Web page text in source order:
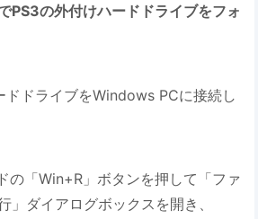
PS3の外付けハードドライブをフォ
ドドライブをWindows PCに接続し
の「Win+R」ボタンを押して「ファ
」ダイアログボックスを開き、